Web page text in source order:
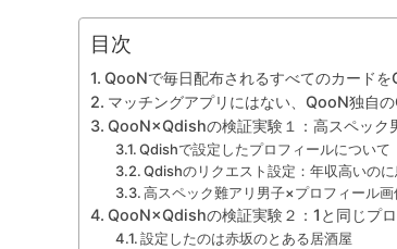
目次
QooNで毎日配布されるすべてのカード
マッチングアプリにはない、QooN独自
QooN×Qdishの検証実験１：高スペック
Qdishで設定したプロフィールについて
Qdishのリクエスト設定：年収高いの
高スペック難アリ男子×プロフィール
QooN×Qdishの検証実験２：1と同じプ
設定したのは赤坂のとある居酒屋